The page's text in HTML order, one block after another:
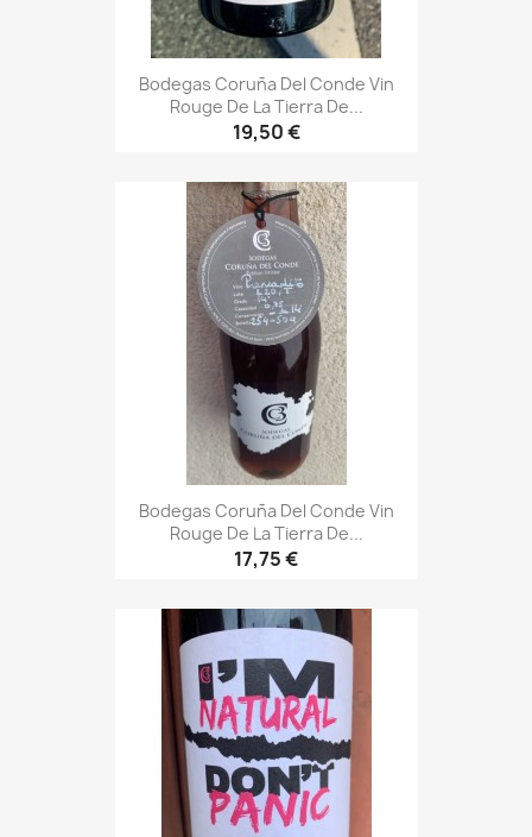
Bodegas Coruña Del Conde Vin
Rouge De La Tierra De...
19,50 €
Bodegas Coruña Del Conde Vin
Rouge De La Tierra De...
17,75 €